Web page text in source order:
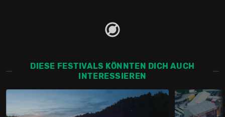
DIESE FESTIVALS KÖNNTEN DICH AUCH
INTERESSIEREN